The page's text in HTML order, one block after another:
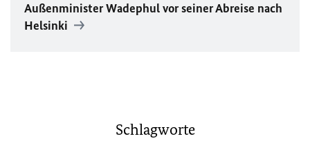
Außenminister Wadephul vor seiner Abreise nach
Helsinki
Schlagworte